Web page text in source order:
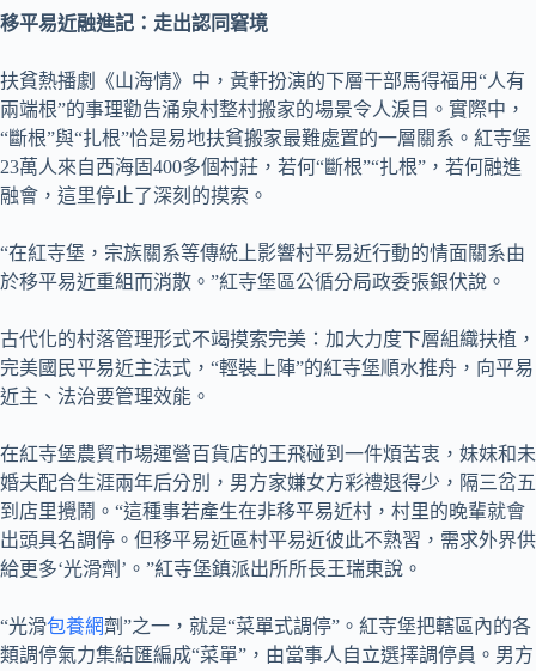
移平易近融進記：走出認同窘境
扶貧熱播劇《山海情》中，黃軒扮演的下層干部馬得福用“人有
兩端根”的事理勸告涌泉村整村搬家的場景令人淚目。實際中，
“斷根”與“扎根”恰是易地扶貧搬家最難處置的一層關系。紅寺堡
23萬人來自西海固400多個村莊，若何“斷根”“扎根”，若何融進
融會，這里停止了深刻的摸索。
“在紅寺堡，宗族關系等傳統上影響村平易近行動的情面關系由
於移平易近重組而消散。”紅寺堡區公循分局政委張銀伏說。
古代化的村落管理形式不竭摸索完美：加大力度下層組織扶植，
完美國民平易近主法式，“輕裝上陣”的紅寺堡順水推舟，向平易
近主、法治要管理效能。
在紅寺堡農貿市場運營百貨店的王飛碰到一件煩苦衷，妹妹和未
婚夫配合生涯兩年后分別，男方家嫌女方彩禮退得少，隔三岔五
到店里攪鬧。“這種事若產生在非移平易近村，村里的晚輩就會
出頭具名調停。但移平易近區村平易近彼此不熟習，需求外界供
給更多‘光滑劑’。”紅寺堡鎮派出所所長王瑞東說。
“光滑包養網劑”之一，就是“菜單式調停”。紅寺堡把轄區內的各
類調停氣力集結匯編成“菜單”，由當事人自立選擇調停員。男方